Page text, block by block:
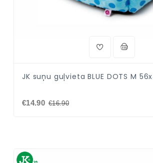
JK suņu guļvieta BLUE DOTS M
€14.90 €16.90